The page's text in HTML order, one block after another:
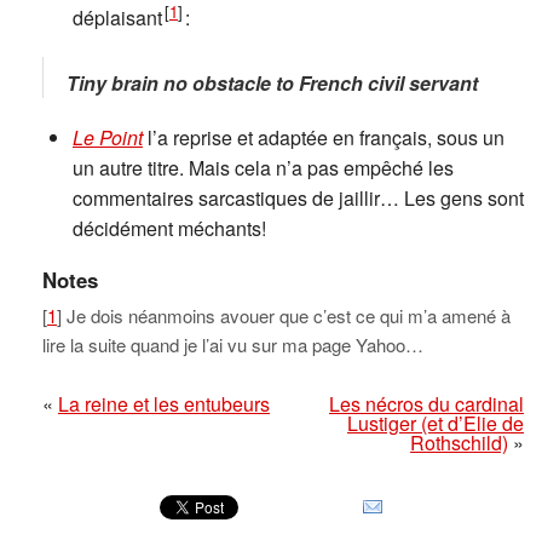
déplaisant[1] :
Tiny brain no obstacle to French civil servant
Le Pointl’a reprise et adaptée en français, sous un
un autre titre. Mais cela n’a pas empêché les
commentaires sarcastiques de jaillir… Les gens sont
décidément méchants!
Notes
[1] Je dois néanmoins avouer que c’est ce qui m’a amené à
lire la suite quand je l’ai vu sur ma page Yahoo…
« La reine et les entubeurs Les nécros du cardinal
Lustiger (et d’Elie de
Rothschild)»